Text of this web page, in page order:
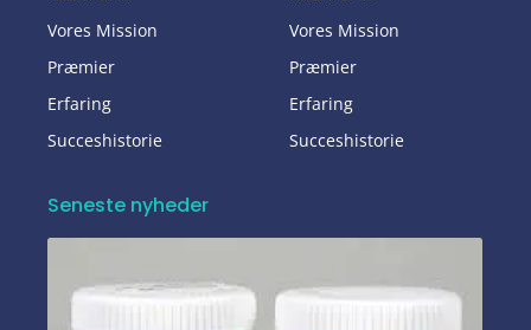
Vores Mission
Præmier
Erfaring
Succeshistorie
Vores Mission
Præmier
Erfaring
Succeshistorie
Seneste nyheder